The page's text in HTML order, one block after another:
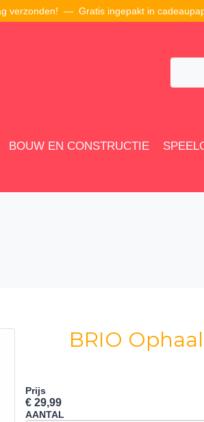
verzonden! — Gratis ingepakt in
BOUW EN CONSTRUCTIE
BRIO
Prijs
€ 29,99
AANTAL